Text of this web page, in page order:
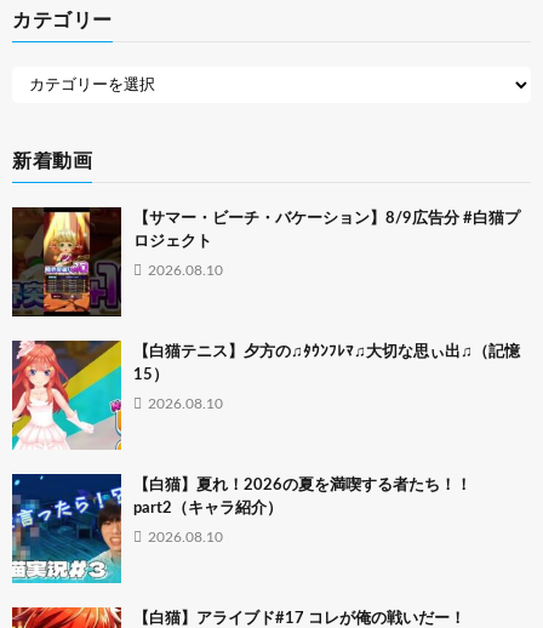
カテゴリー
新着動画
【サマー・ビーチ・バケーション】8/9広告分 #白猫プ
ロジェクト
2026.08.10
【白猫テニス】夕方の♫ﾀｳﾝﾌﾚﾏ♫大切な思ぃ出♫（記憶
15）
2026.08.10
【白猫】夏れ！2026の夏を満喫する者たち！！
part2（キャラ紹介）
2026.08.10
【白猫】アライブド#17 コレが俺の戦いだー！